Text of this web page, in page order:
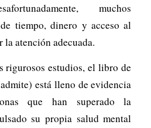
muchos
tiempo, dinero y acceso al
atención adecuada.
rigurosos estudios, el libro de
está lleno de evidencia
que han superado la
su propia salud mental